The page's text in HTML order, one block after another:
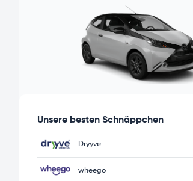
Unsere besten Schnäppchen
Dryyve
wheego